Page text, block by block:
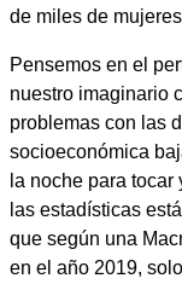
de miles de
Pensemos en el
nuestro imaginario
problemas con las
socioeconómica
la noche para
las estadísticas
que según una
en el año 2019,